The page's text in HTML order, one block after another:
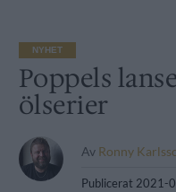
NYHET
Poppels
ölserier
Av Ronny
Publicerat 2021-